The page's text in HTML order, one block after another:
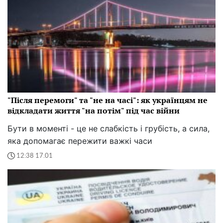
"Після перемоги" та "не на часі": як українцям не
відкладати життя "на потім" під час війни
Бути в моменті - це не слабкість і грубість, а сила,
яка допомагає пережити важкі часи
12:38 17.01